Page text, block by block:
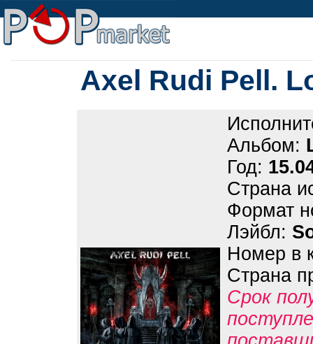
Axel Rudi Pell.
Альбом:
Год:
Страна
Формат
Лэйбл:
Номер в
Страна
Срок